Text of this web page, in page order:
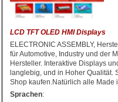
LCD TFT OLED HMI Displays
ELECTRONIC ASSEMBLY,
für Automotive, Industry und der
Hersteller. Interaktive Displays
langlebig, und in Hoher Qualität.
Shop kaufen.Natürlich alle Made
Sprachen: